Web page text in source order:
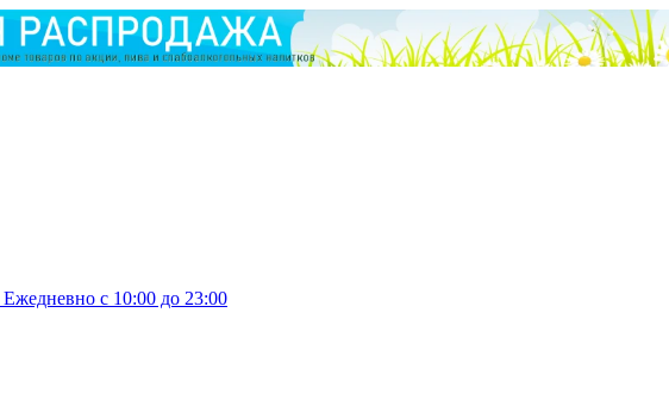
Ежедневно с 10:00 до 23:00